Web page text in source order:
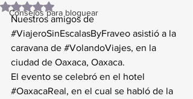
Consejos para bloguear
Obtuvo NaN de 5 estrellas.
Nuestros amigos de
#ViajeroSinEscalasByFraveo asistió a la
caravana de #VolandoViajes, en la
ciudad de Oaxaca, Oaxaca.
El evento se celebró en el hotel
#OaxacaReal, en el cual se habló de la